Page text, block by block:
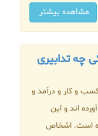
مشاهده بیشتر
چه تدابیری
و کار و درآمد و
اند و این
است. اشخاص